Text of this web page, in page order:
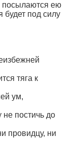
посылаются ею
будет под силу
тяга к
ум,
постичь до
провидцу, ни